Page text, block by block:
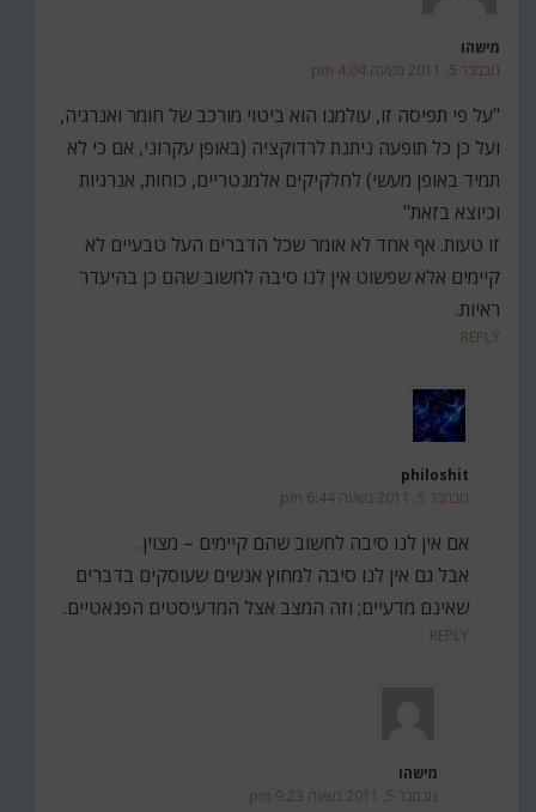
מישהו
נובמבר 5, 2011 בשעה 4:04 pm
"על פי תפיסה זו, עולמנו הוא ביטוי מורכב של חומר ואנרגיה,
ועל כן כל תופעה ניתנת לרדוקציה (באופן עקרוני, אם כי לא
תמיד באופן מעשי) לחלקיקים אלמנטריים, כוחות, אנרגיות
וכיוצא בזאת"
זו טעות. אף אחד לא אומר שכל הדברים העל טבעיים לא
קיימים אלא שפשוט אין לנו סיבה לחשוב שהם כן בהיעדר
ראיות.
REPLY
philoshit
נובמבר 5, 2011 בשעה 6:44 pm
אם אין לנו סיבה לחשוב שהם קיימים – מצוין.
אבל גם אין לנו סיבה למחוץ אנשים שעוסקים בדברים
שאינם מדעיים; וזה המצב אצל המדעיסטים הפנאטיים.
REPLY
מישהו
נובמבר 5, 2011 בשעה 9:23 pm